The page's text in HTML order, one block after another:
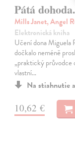
Pátá
Mills Janet, Angel
Elektronická kniha
Učení dona Miguela
dočkalo neméně
„praktický průvodce
vlastní…
Na stiahnutie
10,62 €